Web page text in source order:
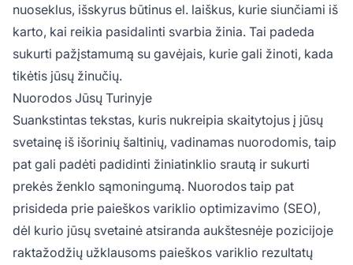
nuoseklus, išskyrus būtinus el. laiškus, kurie siunčiami iš
karto, kai reikia pasidalinti svarbia žinia. Tai padeda
sukurti pažįstamumą su gavėjais, kurie gali žinoti, kada
tikėtis jūsų žinučių.
Nuorodos Jūsų Turinyje
Suankstintas tekstas, kuris nukreipia skaitytojus į jūsų
svetainę iš išorinių šaltinių, vadinamas nuorodomis, taip
pat gali padėti padidinti žiniatinklio srautą ir sukurti
prekės ženklo sąmoningumą. Nuorodos taip pat
prisideda prie paieškos variklio optimizavimo (SEO),
dėl kurio jūsų svetainė atsiranda aukštesnėje pozicijoje
raktažodžių užklausoms paieškos variklio rezultatų